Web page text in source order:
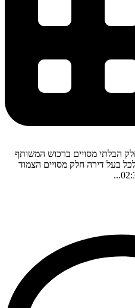
הבלתי מסויים ברכוש המשותף
בעל דירה חלק מסויים הצמוד